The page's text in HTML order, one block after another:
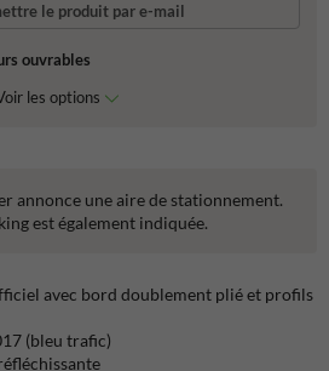
le produit par e-mail
ouvrables
les options
annonce une aire de stationnement.
est également indiquée.
avec bord doublement plié et profils
(bleu trafic)